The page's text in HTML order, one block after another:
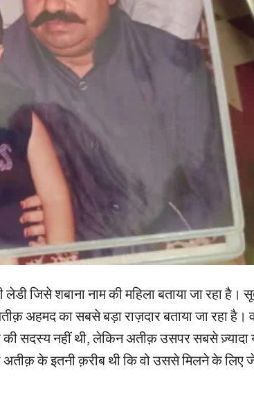
लेडी जिसे शबाना नाम की महिला बताया जा रहा है।
अहमद का सबसे बड़ा राज़दार बताया जा रहा है।
की सदस्य नहीं थी, लेकिन अतीक़ उसपर सबसे ज़्यादा
अतीक़ के इतनी क़रीब थी कि वो उससे मिलने के लिए